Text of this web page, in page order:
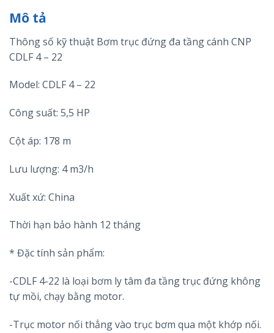
Mô tả
Thông số kỹ thuật Bơm trục đứng đa tầng cánh CNP
CDLF 4 – 22
Model: CDLF 4 – 22
Công suất: 5,5 HP
Cột áp: 178 m
Lưu lượng: 4 m3/h
Xuất xứ: China
Thời hạn bảo hành 12 tháng
* Đặc tính sản phẩm:
-CDLF 4-22 là loại bơm ly tâm đa tầng trục đứng không
tự mồi, chạy bằng motor.
-Trục motor nối thẳng vào trục bơm qua một khớp nối.